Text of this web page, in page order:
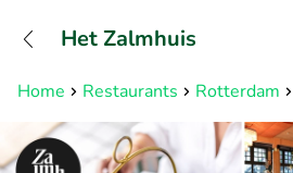
Home Restaurants Rotterdam
Het Zalmhuis